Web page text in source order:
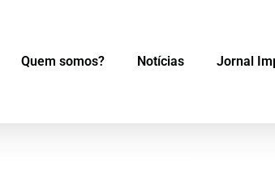
Quem somos? Notícias Jornal